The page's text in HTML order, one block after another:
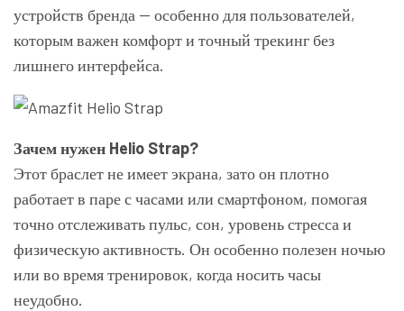
устройств бренда — особенно для пользователей,
которым важен комфорт и точный трекинг без
лишнего интерфейса.
Зачем нужен Helio Strap?
Этот браслет не имеет экрана, зато он плотно
работает в паре с часами или смартфоном, помогая
точно отслеживать пульс, сон, уровень стресса и
физическую активность. Он особенно полезен ночью
или во время тренировок, когда носить часы
неудобно.